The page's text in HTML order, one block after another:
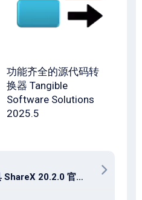
功能齐全的源代码转
换器 Tangible
Software Solutions
2025.5
免费开源截图共享工具 ShareX 20.2.0 官方中文免费版